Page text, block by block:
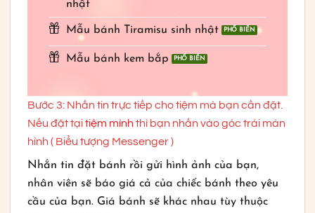
nhật
Mẫu bánh Tiramisu sinh nhật
Mẫu bánh kem bắp
Bước 3: Nhắn tin trực tiếp cho tiệm mà bạn cần đặt.
Nếu đặt tạitiệm mình thì bạn nhấn vào góc trái màn
hình ( Biểu tượng Messenger )
Nhắn tin đặt bánh rồi gửi hình ảnh của bạn,
nhân viên sẽ báo giá cả của chiếc bánh theo yêu
cầu của bạn. Giá bánh sẽ khác nhau tùy thuộc